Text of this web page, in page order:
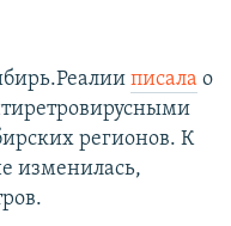
писала о
регионов. К
изменилась,